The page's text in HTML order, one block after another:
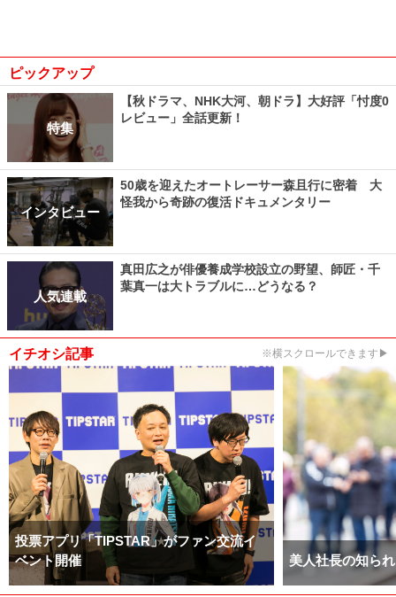
ピックアップ
特集
【秋ドラマ、NHK大河、朝ドラ】大好評「忖度0
レビュー」全話更新！
インタビュー
50歳を迎えたオートレーサー森且行に密着 大
怪我から奇跡の復活ドキュメンタリー
人気連載
真田広之が俳優養成学校設立の野望、師匠・千
葉真一は大トラブルに…どうなる？
イチオシ記事 ※横スクロールできます▶
投票アプリ「TIPSTAR」がファン交流イ
ベント開催
美人社長の知ら